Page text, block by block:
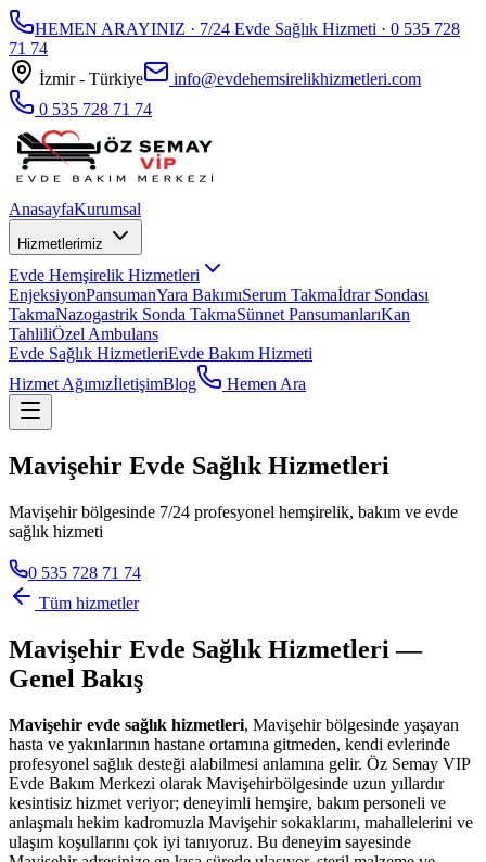
HEMEN ARAYINIZ · 7/24 Evde Sağlık Hizmeti · 0 535 728
71 74
İzmir - Türkiye
info@evdehemsirelikhizmetleri.com
0 535 728 71 74
AnasayfaKurumsal
Hizmetlerimiz
Evde Hemşirelik Hizmetleri
EnjeksiyonPansumanYara BakımıSerum Takmaİdrar Sondası
TakmaNazogastrik Sonda TakmaSünnet PansumanlarıKan
TahliliÖzel Ambulans
Evde Sağlık HizmetleriEvde Bakım Hizmeti
Hizmet AğımızİletişimBlog Hemen Ara
Mavişehir Evde Sağlık Hizmetleri
Mavişehir bölgesinde 7/24 profesyonel hemşirelik, bakım ve evde
sağlık hizmeti
0 535 728 71 74
Tüm hizmetler
Mavişehir Evde Sağlık Hizmetleri —
Genel Bakış
Mavişehir evde sağlık hizmetleri, Mavişehirbölgesinde yaşayan
hasta ve yakınlarının hastane ortamına gitmeden, kendi evlerinde
profesyonel sağlık desteği alabilmesi anlamına gelir. Öz Semay VIP
Evde Bakım Merkezi olarak Mavişehirbölgesinde uzun yıllardır
kesintisiz hizmet veriyor; deneyimli hemşire, bakım personeli ve
anlaşmalı hekim kadromuzla Mavişehirsokaklarını, mahallelerini ve
ulaşım koşullarını çok iyi tanıyoruz. Bu deneyim sayesinde